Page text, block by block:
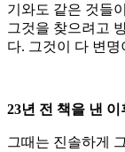
기와도 같은 것들
그것을 찾으려고
다. 그것이 다 변
23년 전 책을 낸
그때는 진솔하게